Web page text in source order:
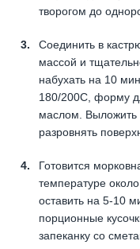
творогом до
Соединить в
массой и
набухать на 10
180/200С, форму
маслом. Выложить
разровнять
Готовится
температуре
оставить на 5-10
порционные
запеканку со